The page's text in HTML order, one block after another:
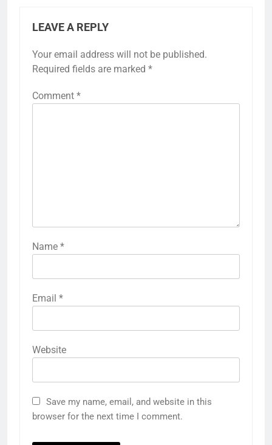
LEAVE A REPLY
Your email address will not be published.
Required fields are marked *
Comment *
Name *
Email *
Website
Save my name, email, and website in this
browser for the next time I comment.